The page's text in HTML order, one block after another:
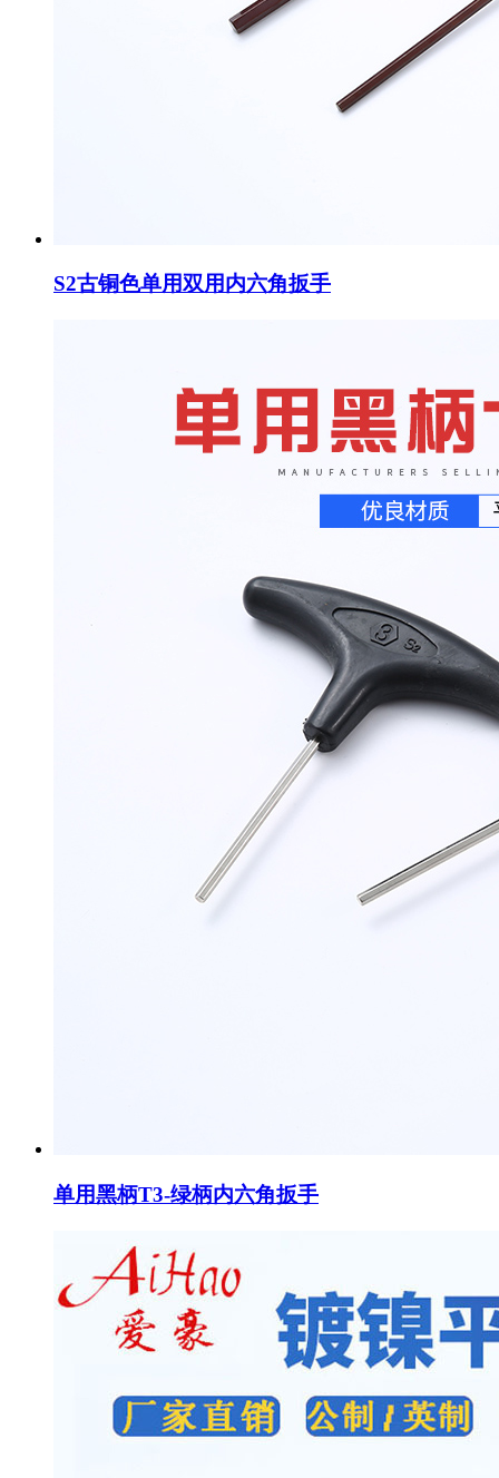
S2古铜色单用双用内六角扳手
单用黑柄T3-绿柄内六角扳手